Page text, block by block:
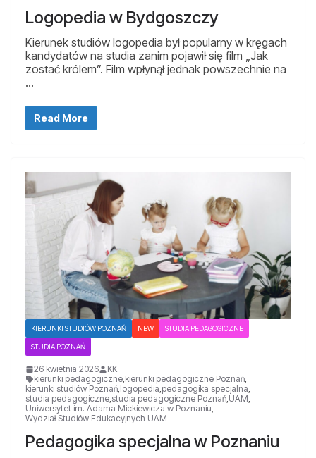
Logopedia w Bydgoszczy
Kierunek studiów logopedia był popularny w kręgach
kandydatów na studia zanim pojawił się film „Jak
zostać królem”. Film wpłynął jednak powszechnie na
…
Read More
KIERUNKI STUDIÓW POZNAŃ NEW STUDIA PEDAGOGICZNE
STUDIA POZNAŃ
26 kwietnia 2026
KK
kierunki pedagogiczne kierunki pedagogiczne Poznań
kierunki studiów Poznań logopedia pedagogika specjalna
studia pedagogiczne studia pedagogiczne Poznań UAM
Uniwersytet im. Adama Mickiewicza w Poznaniu
Wydział Studiów Edukacyjnych UAM
Pedagogika specjalna w Poznaniu